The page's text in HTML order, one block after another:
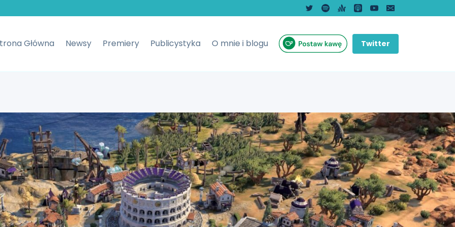
Główna Newsy Premiery Publicystyka O mnie i blogu Twitter